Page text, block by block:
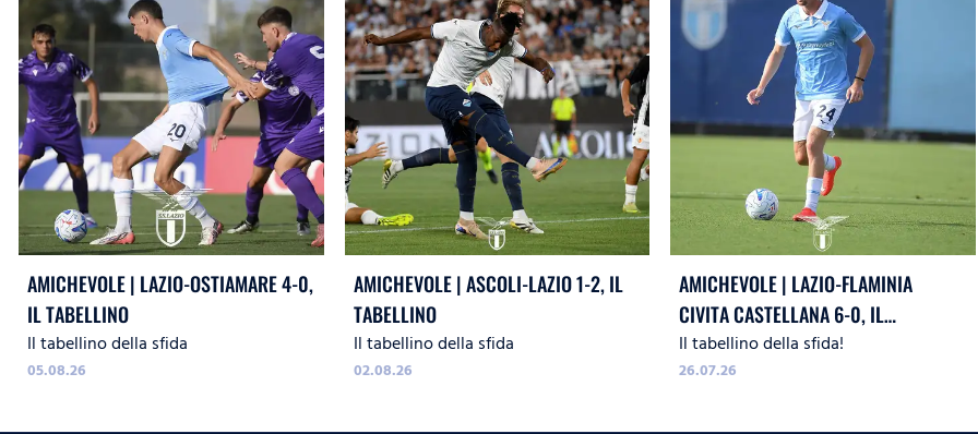
AMICHEVOLE | LAZIO-OSTIAMARE 4-0,
IL TABELLINO
Il tabellino della sfida
05.08.26
AMICHEVOLE | ASCOLI-LAZIO 1-2, IL
TABELLINO
Il tabellino della sfida
02.08.26
AMICHEVOLE | LAZIO-FLAMINIA
CIVITA CASTELLANA 6-0, IL
TABELLINO
Il tabellino della sfida!
26.07.26